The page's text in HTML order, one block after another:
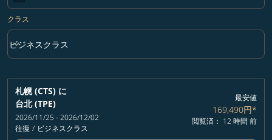
クラス
クラス option ビジネスクラス Selected
ビジネスクラス
keyboard_arrow_down
札幌 (CTS) に
台北 (TPE)
2026/11/25 - 2026/12/02
往復 / ビジネスクラス
最安値
169,490円*
閲覧済： 12 時間 前